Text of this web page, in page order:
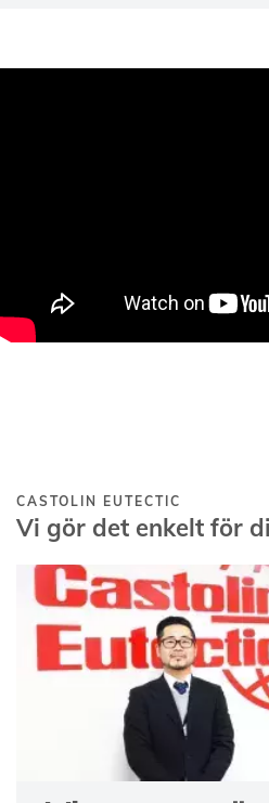
CASTOLIN EUTECTIC
Vi gör det enkelt för